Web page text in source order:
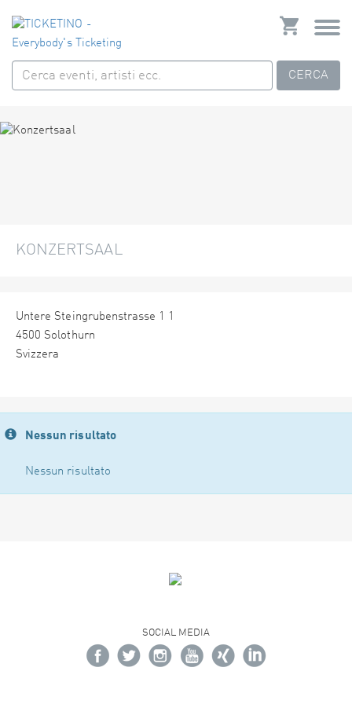
CERCA
KONZERTSAAL
Untere Steingrubenstrasse 1 1
4500 Solothurn
Svizzera
Nessun risultato
Nessun risultato
SOCIAL MEDIA